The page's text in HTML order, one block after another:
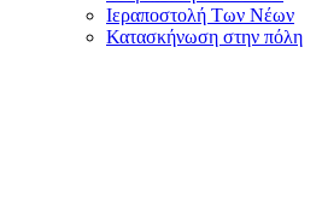
Ιεραποστολή Των Νέων
Κατασκήνωση στην πόλη